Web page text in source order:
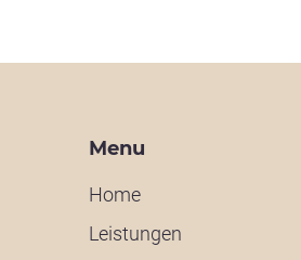
Menu
Home
Leistungen